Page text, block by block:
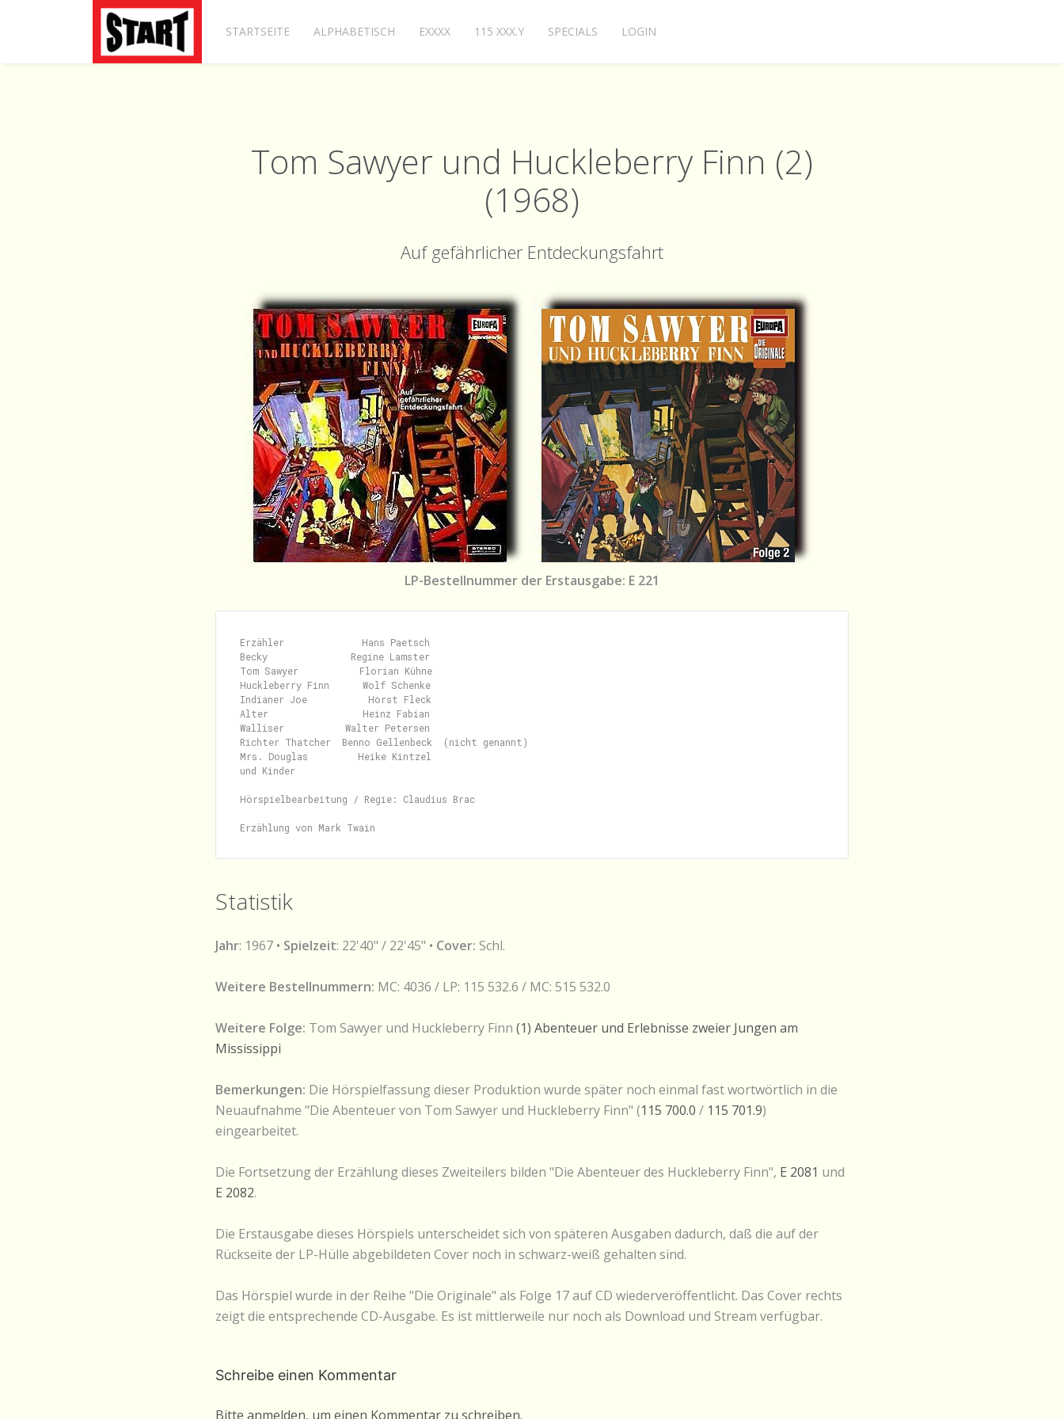
STARTSEITE ALPHABETISCH EXXXX 115 XXX.Y SPECIALS LOGIN
Tom Sawyer und Huckleberry Finn (2)
(1968)
Auf gefährlicher Entdeckungsfahrt
LP-Bestellnummer der Erstausgabe: E 221
Erzähler              Hans Paetsch
Becky               Regine Lamster
Tom Sawyer           Florian Kühne
Huckleberry Finn      Wolf Schenke
Indianer Joe           Horst Fleck
Alter                 Heinz Fabian
Walliser           Walter Petersen
Richter Thatcher  Benno Gellenbeck  (nicht genannt)
Mrs. Douglas         Heike Kintzel
und Kinder
Hörspielbearbeitung / Regie: Claudius Brac
Statistik
Jahr: 1967 • Spielzeit: 22'40" / 22'45" • Cover: Schl.
Weitere Bestellnummern: MC: 4036 / LP: 115 532.6 / MC: 515 532.0
Weitere Folge: Tom Sawyer und Huckleberry Finn (1) Abenteuer und Erlebnisse zweier Jungen am
Mississippi
Bemerkungen: Die Hörspielfassung dieser Produktion wurde später noch einmal fast wortwörtlich in die
Neuaufnahme "Die Abenteuer von Tom Sawyer und Huckleberry Finn" (115 700.0 / 115 701.9)
eingearbeitet.
Die Fortsetzung der Erzählung dieses Zweiteilers bilden "Die Abenteuer des Huckleberry Finn", E 2081 und
E 2082.
Die Erstausgabe dieses Hörspiels unterscheidet sich von späteren Ausgaben dadurch, daß die auf der
Rückseite der LP-Hülle abgebildeten Cover noch in schwarz-weiß gehalten sind.
Das Hörspiel wurde in der Reihe "Die Originale" als Folge 17 auf CD wiederveröffentlicht. Das Cover rechts
zeigt die entsprechende CD-Ausgabe. Es ist mittlerweile nur noch als Download und Stream verfügbar.
Schreibe einen Kommentar
Bitte anmelden, um einen Kommentar zu schreiben.